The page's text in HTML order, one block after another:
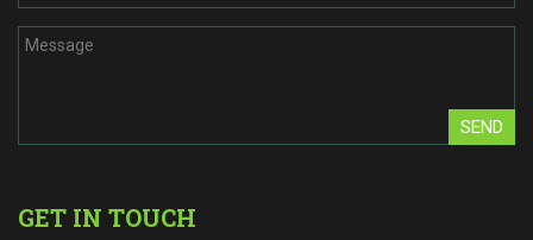
SEND
GET IN TOUCH